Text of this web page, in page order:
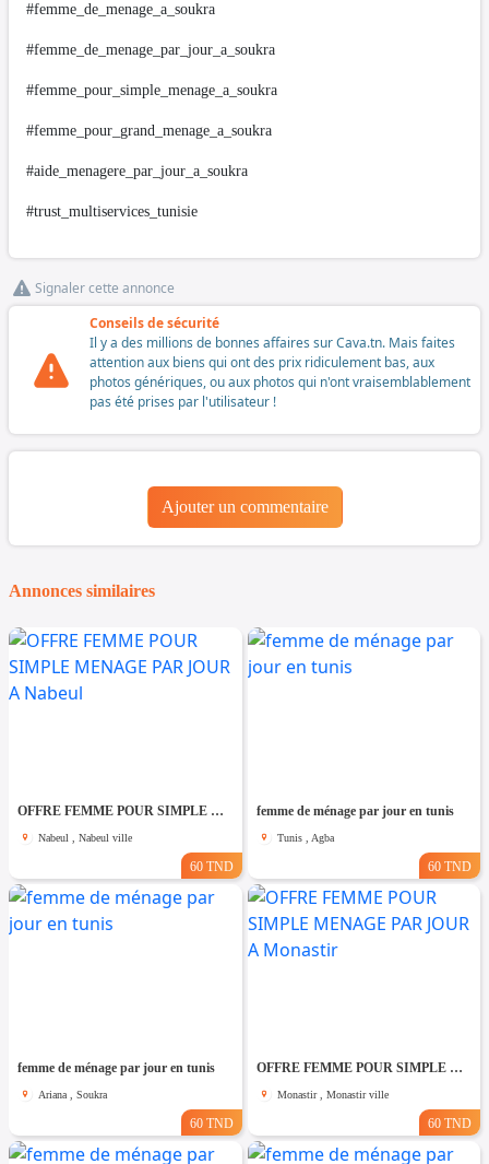
#femme_de_menage_a_soukra
#femme_de_menage_par_jour_a_soukra
#femme_pour_simple_menage_a_soukra
#femme_pour_grand_menage_a_soukra
#aide_menagere_par_jour_a_soukra
#trust_multiservices_tunisie
Signaler cette annonce
Conseils de sécurité
Il y a des millions de bonnes affaires sur Cava.tn. Mais faites
attention aux biens qui ont des prix ridiculement bas, aux
photos génériques, ou aux photos qui n'ont vraisemblablement
pas été prises par l'utilisateur !
Ajouter un commentaire
Annonces similaires
OFFRE FEMME POUR SIMPLE MENAGE PAR JOUR A Nabeul
Nabeul , Nabeul ville
60 TND
femme de ménage par jour en tunis
Tunis , Agba
60 TND
femme de ménage par jour en tunis
Ariana , Soukra
60 TND
OFFRE FEMME POUR SIMPLE MENAGE PAR JOUR A Monastir
Monastir , Monastir ville
60 TND